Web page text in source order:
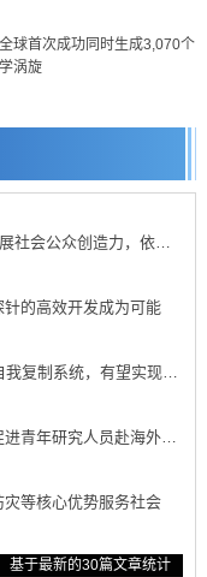
球首次成功同时生成3,070个
涡旋
青年研究人员赴海外开
络将其打造为下一代社会
社会公众创造力，依托
的高效开发成为可能
复制系统，有望实现携
青年研究人员赴海外开
等核心优势服务社会
酶，成功提高光合作用
基于最新的30篇文章统计